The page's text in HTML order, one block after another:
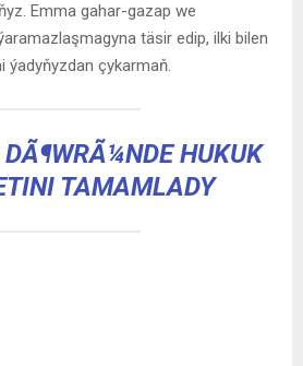
Emma gahar-gazap we
täsir edip, ilki bilen
ýadyňyzdan çykarmaň.
DÃ¶WRÃ¼NDE HUKUK
TAMAMLADY